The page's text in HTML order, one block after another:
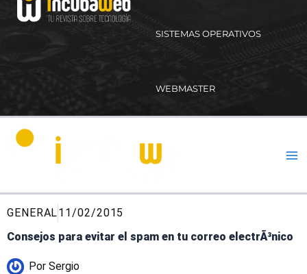
SISTEMAS OPERATIVOS
WEBMASTER
GENERAL11/02/2015
Consejos para evitar el spam en tu correo electrÃ³nico
Por Sergio